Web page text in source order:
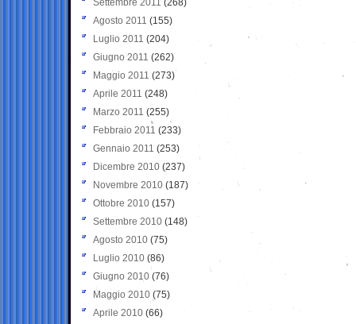
Settembre 2011 (268)
Agosto 2011 (155)
Luglio 2011 (204)
Giugno 2011 (262)
Maggio 2011 (273)
Aprile 2011 (248)
Marzo 2011 (255)
Febbraio 2011 (233)
Gennaio 2011 (253)
Dicembre 2010 (237)
Novembre 2010 (187)
Ottobre 2010 (157)
Settembre 2010 (148)
Agosto 2010 (75)
Luglio 2010 (86)
Giugno 2010 (76)
Maggio 2010 (75)
Aprile 2010 (66)